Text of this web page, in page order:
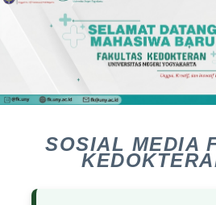
SOSIAL MEDIA